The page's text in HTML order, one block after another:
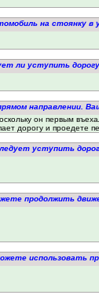
на стоянку в
ли уступить
направлении.
он первым
дорогу и проедете
уступить
продолжить
использовать